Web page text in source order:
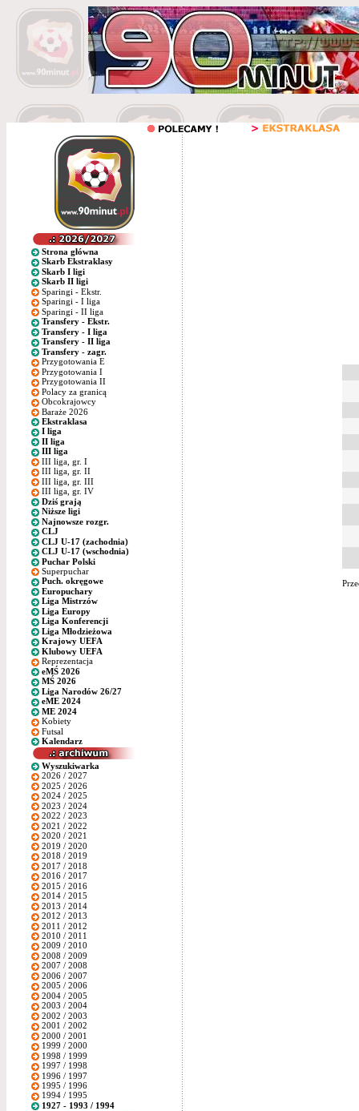
Strona główna
Skarb Ekstraklasy
Skarb I ligi
Skarb II ligi
Sparingi - Ekstr.
Sparingi - I liga
Sparingi - II liga
Transfery - Ekstr.
Transfery - I liga
Transfery - II liga
Transfery - zagr.
Przygotowania E
Przygotowania I
Przygotowania II
Polacy za granicą
Obcokrajowcy
Baraże 2026
Ekstraklasa
I liga
II liga
III liga
III liga, gr. I
III liga, gr. II
III liga, gr. III
III liga, gr. IV
Dziś grają
Niższe ligi
Najnowsze rozgr.
CLJ
CLJ U-17 (zachodnia)
CLJ U-17 (wschodnia)
Puchar Polski
Superpuchar
Puch. okręgowe
Europuchary
Liga Mistrzów
Liga Europy
Liga Konferencji
Liga Młodzieżowa
Krajowy UEFA
Klubowy UEFA
Reprezentacja
eMŚ 2026
MŚ 2026
Liga Narodów 26/27
eME 2024
ME 2024
Kobiety
Futsal
Kalendarz
Wyszukiwarka
2026 / 2027
2025 / 2026
2024 / 2025
2023 / 2024
2022 / 2023
2021 / 2022
2020 / 2021
2019 / 2020
2018 / 2019
2017 / 2018
2016 / 2017
2015 / 2016
2014 / 2015
2013 / 2014
2012 / 2013
2011 / 2012
2010 / 2011
2009 / 2010
2008 / 2009
2007 / 2008
2006 / 2007
2005 / 2006
2004 / 2005
2003 / 2004
2002 / 2003
2001 / 2002
2000 / 2001
1999 / 2000
1998 / 1999
1997 / 1998
1996 / 1997
1995 / 1996
1994 / 1995
1927 - 1993 / 1994